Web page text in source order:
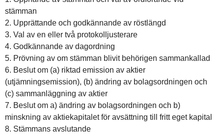
stämman
2. Upprättande och godkännande av röstlängd
3. Val av en eller två protokolljusterare
4. Godkännande av dagordning
5. Prövning av om stämman blivit behörigen sammankallad
6. Beslut om (a) riktad emission av aktier
(utjämningsemission), (b) ändring av bolagsordningen och
(c) sammanläggning av aktier
7. Beslut om a) ändring av bolagsordningen och b)
minskning av aktiekapitalet för avsättning till fritt eget kapital
8. Stämmans avslutande